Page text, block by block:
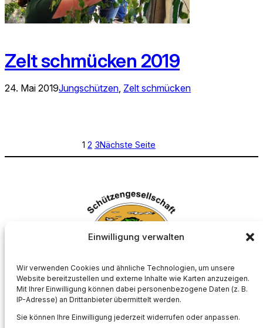
Einwilligung verwalten
Wir verwenden Cookies und ähnliche Technologien, um unsere
Website bereitzustellen und externe Inhalte wie Karten anzuzeigen.
Mit Ihrer Einwilligung können dabei personenbezogene Daten (z. B.
IP-Adresse) an Drittanbieter übermittelt werden.
Sie können Ihre Einwilligung jederzeit widerrufen oder anpassen.
Zelt schmücken 2019
24. Mai 2019Jungschützen, Zelt schmücken
1 2 3Nächste Seite
Schützengesellschaft Börnste e.V.